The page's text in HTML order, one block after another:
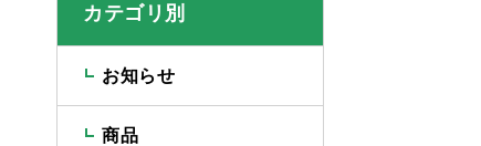
カテゴリ別
お知らせ
商品